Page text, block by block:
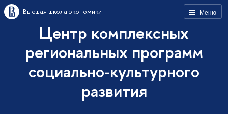
Меню
Высшая школа экономики
Центр комплексных
региональных программ
социально-культурного
развития